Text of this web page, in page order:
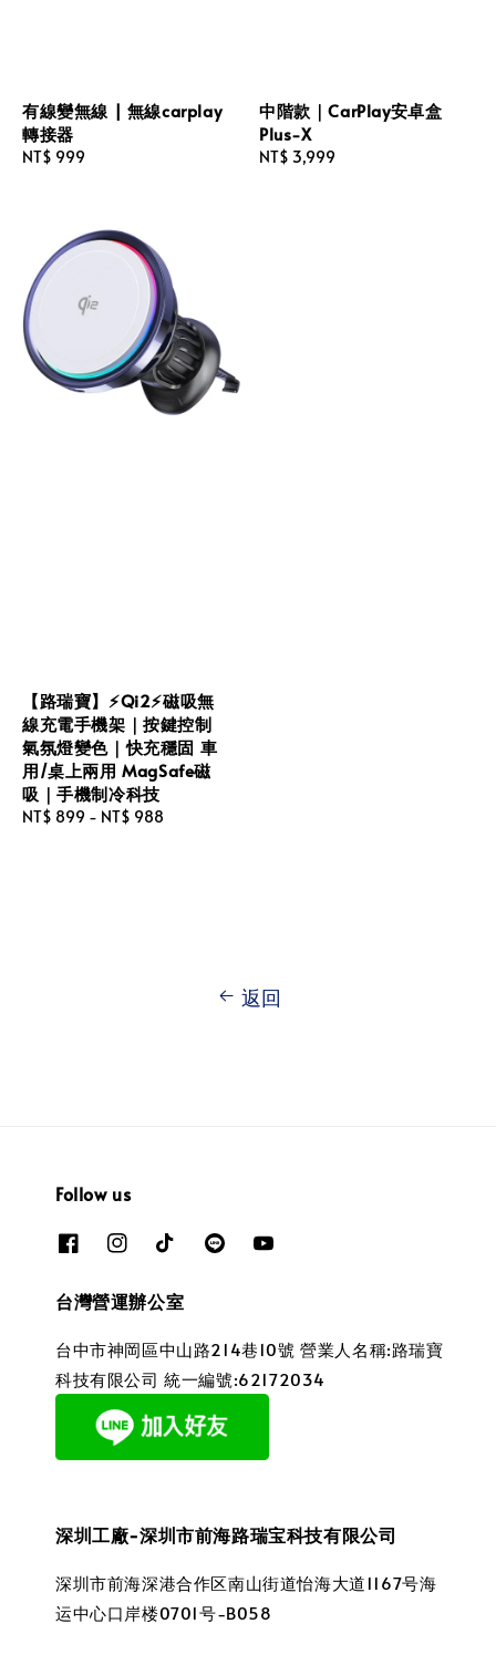
有線變無線 | 無線carplay
轉接器
Regular
NT$ 999
中階款｜CarPlay安卓盒
Plus-X
Regular
NT$ 3,999
【路瑞寶】⚡Qi2⚡磁吸無
線充電手機架｜按鍵控制
氣氛燈變色｜快充穩固 車
用/桌上兩用 MagSafe磁
吸｜手機制冷科技
Regular
NT$ 899 - NT$ 988
返回
Follow us
台灣營運辦公室
台中市神岡區中山路214巷10號 營業人名稱:路瑞寶
科技有限公司 統一編號:62172034
深圳工廠-深圳市前海路瑞宝科技有限公司
深圳市前海深港合作区南山街道怡海大道1167号海
运中心口岸楼0701号-B058